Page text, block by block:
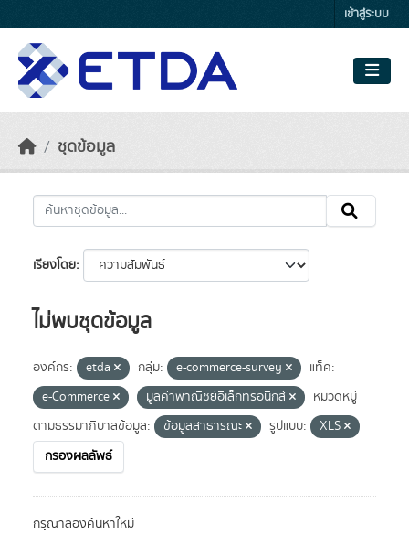
เข้าสู่ระบบ
ชุดข้อมูล
เรียงโดย
ไม่พบชุดข้อมูล
องค์กร: etda กลุ่ม: e-commerce-survey
แท็ค:
e-Commerce
มูลค่าพาณิชย์อิเล็กทรอนิกส์
หมวดหมู่
ตามธรรมาภิบาลข้อมูล:
ข้อมูลสาธารณะ รูปแบบ:
XLS
กรองผลลัพธ์
กรุณาลองค้นหาใหม่